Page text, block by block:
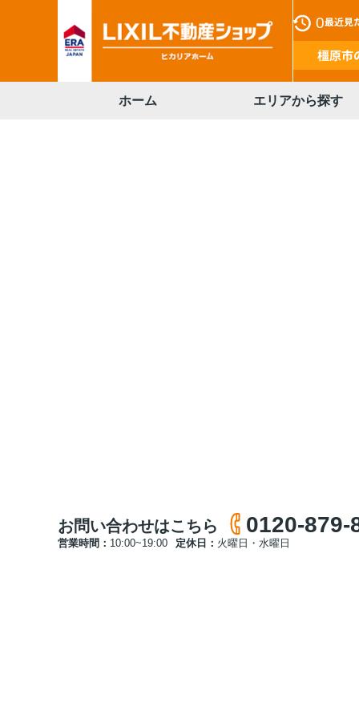
0最近見
橿原市
ホーム エリアから探す
お問い合わせはこちら 0120-879-
営業時間： 10:00~19:00 定休日： 火曜日・水曜日